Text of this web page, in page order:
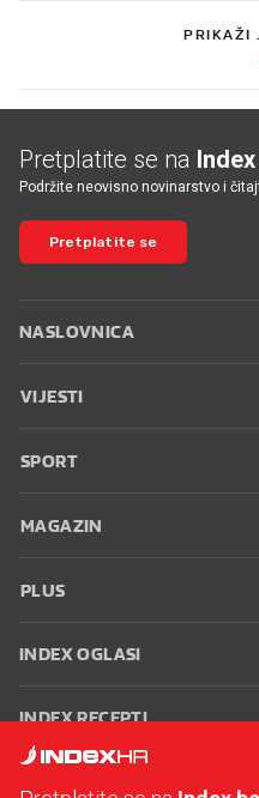
PRIKAŽI
Pretplatite se na
Podržite neovisno novinarstvo i
Pretplatite se
NASLOVNICA
VIJESTI
SPORT
MAGAZIN
PLUS
INDEX OGLASI
INDEX RECEPTI